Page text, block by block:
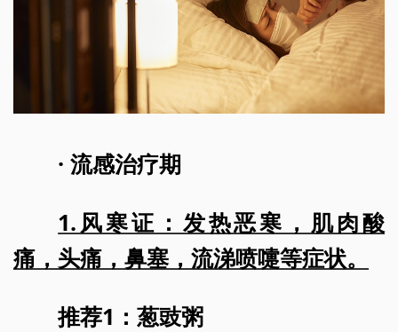
· 流感治疗期
1.风寒证：发热恶寒，肌肉酸
痛，头痛，鼻塞，流涕喷嚏等症状。
推荐1：葱豉粥